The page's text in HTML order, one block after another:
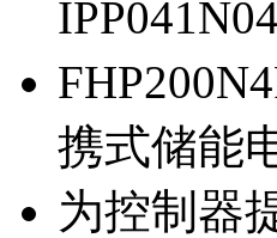
携式储能
为控制器